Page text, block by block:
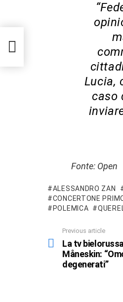
Lucia,
caso
Fonte: Open
ALESSANDRO ZAN
CONCERTONE
POLEMICA
more
Previous article
La tv
Måneskin:
degenerati”